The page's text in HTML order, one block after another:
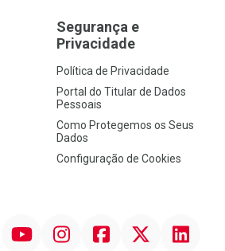
Segurança e
Privacidade
Política de Privacidade
Portal do Titular de Dados
Pessoais
Como Protegemos os Seus
Dados
Configuração de Cookies
InstagramFacebookTwitter Linkedin